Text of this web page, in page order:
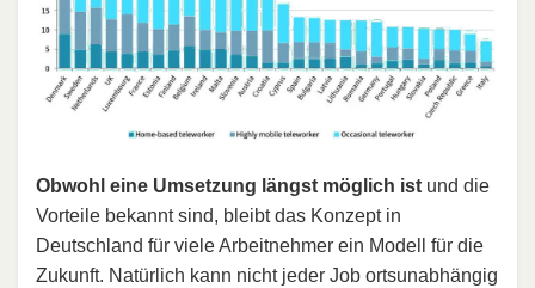
Obwohl eine Umsetzung längst möglich ist und die
Vorteile bekannt sind, bleibt das Konzept in
Deutschland für viele Arbeitnehmer ein Modell für die
Zukunft. Natürlich kann nicht jeder Job ortsunabhängig